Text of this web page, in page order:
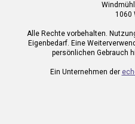
1060
Alle Rechte vorbehalten.
Eigenbedarf. Eine
persönlichen Gebrauch
Ein Unternehmen der